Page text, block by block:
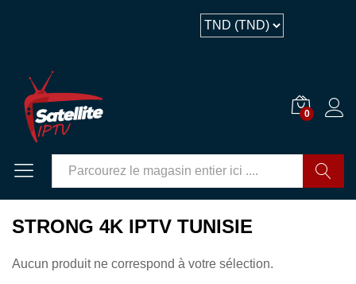
0
GO
STRONG 4K IPTV TUNISIE
Aucun produit ne correspond à votre sélection.